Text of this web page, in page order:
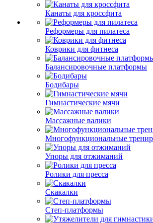
Канаты для кроссфита
Реформеры для пилатеса
Коврики для фитнеса
Балансировочные платформы
Бодибары
Гимнастические мячи
Массажные валики
Многофункциональные
Упоры для отжиманий
Ролики для пресса
Скакалки
Степ-платформы